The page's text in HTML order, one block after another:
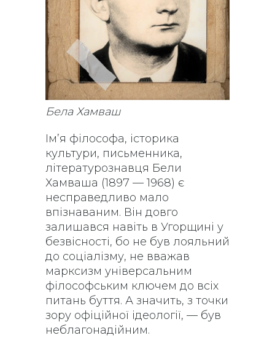
Бела Хамваш
Ім’я філософа, історика
культури, письменника,
літературознавця Бели
Хамваша (1897 — 1968) є
несправедливо мало
впізнаваним. Він довго
залишався навіть в Угорщині у
безвісності, бо не був лояльний
до соціалізму, не вважав
марксизм універсальним
філософським ключем до всіх
питань буття. А значить, з точки
зору офіційної ідеології, — був
неблагонадійним.